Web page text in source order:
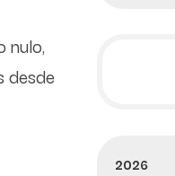
nulo,
desde
2026